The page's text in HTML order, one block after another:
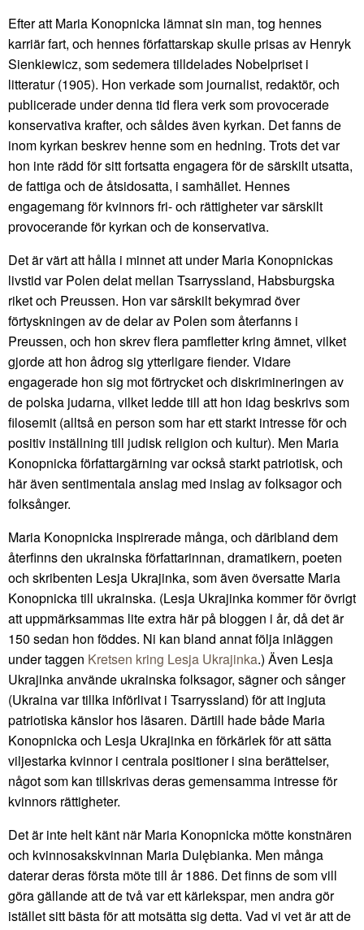
Efter att Maria Konopnicka lämnat sin man, tog hennes
karriär fart, och hennes författarskap skulle prisas av Henryk
Sienkiewicz, som sedemera tilldelades Nobelpriset i
litteratur (1905). Hon verkade som journalist, redaktör, och
publicerade under denna tid flera verk som provocerade
konservativa krafter, och såldes även kyrkan. Det fanns de
inom kyrkan beskrev henne som en hedning. Trots det var
hon inte rädd för sitt fortsatta engagera för de särskilt utsatta,
de fattiga och de åtsidosatta, i samhället. Hennes
engagemang för kvinnors fri- och rättigheter var särskilt
provocerande för kyrkan och de konservativa.
Det är värt att hålla i minnet att under Maria Konopnickas
livstid var Polen delat mellan Tsarryssland, Habsburgska
riket och Preussen. Hon var särskilt bekymrad över
förtyskningen av de delar av Polen som återfanns i
Preussen, och hon skrev flera pamfletter kring ämnet, vilket
gjorde att hon ådrog sig ytterligare fiender. Vidare
engagerade hon sig mot förtrycket och diskrimineringen av
de polska judarna, vilket ledde till att hon idag beskrivs som
filosemit (alltså en person som har ett starkt intresse för och
positiv inställning till judisk religion och kultur). Men Maria
Konopnicka författargärning var också starkt patriotisk, och
här även sentimentala anslag med inslag av folksagor och
folksånger.
Maria Konopnicka inspirerade många, och däribland dem
återfinns den ukrainska författarinnan, dramatikern, poeten
och skribenten Lesja Ukrajinka, som även översatte Maria
Konopnicka till ukrainska. (Lesja Ukrajinka kommer för övrigt
att uppmärksammas lite extra här på bloggen i år, då det är
150 sedan hon föddes. Ni kan bland annat följa inläggen
under taggen Kretsen kring Lesja Ukrajinka.) Även Lesja
Ukrajinka använde ukrainska folksagor, sägner och sånger
(Ukraina var tillka införlivat i Tsarryssland) för att ingjuta
patriotiska känslor hos läsaren. Därtill hade både Maria
Konopnicka och Lesja Ukrajinka en förkärlek för att sätta
viljestarka kvinnor i centrala positioner i sina berättelser,
något som kan tillskrivas deras gemensamma intresse för
kvinnors rättigheter.
Det är inte helt känt när Maria Konopnicka mötte konstnären
och kvinnosakskvinnan Maria Dulębianka. Men många
daterar deras första möte till år 1886. Det finns de som vill
göra gällande att de två var ett kärlekspar, men andra gör
istället sitt bästa för att motsätta sig detta. Vad vi vet är att de